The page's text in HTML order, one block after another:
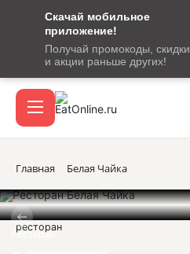
Скачай мобильное
приложение!
Получай промокоды, скидки
и акции раньше других!
сообщение
кодом
подтверждения
Вход / регистрация
Акции
Главная Белая Чайка
Ресторан
ресторан